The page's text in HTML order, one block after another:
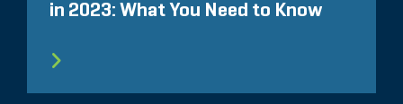
in 2023: What You Need to Know